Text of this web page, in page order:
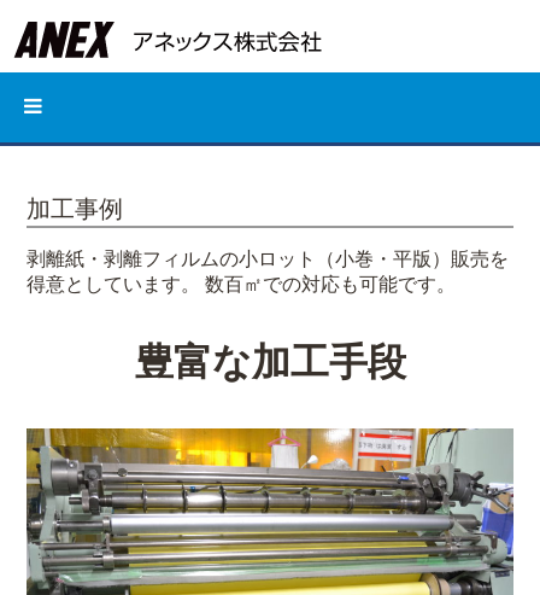
加工事例
剥離紙・剥離フィルムの小ロット（小巻・平版）販売を
得意としています。 数百㎡での対応も可能です。
豊富な加工手段